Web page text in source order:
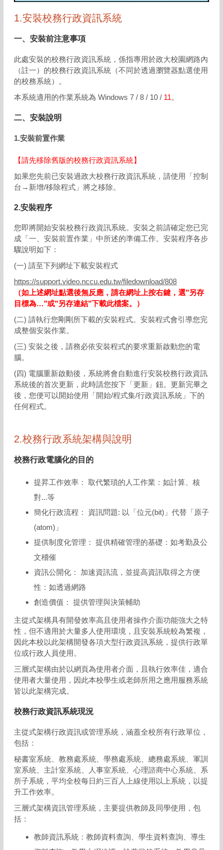
1.安裝校務行政資訊系統
一、安裝前注意事項
此處安裝的校務行政資訊系統，係指專用於政大校園網路內
（註一）的校務行政資訊系統（不同於透過瀏覽器點選使用
的校務系統）。
本系統適用的作業系統為 Windows 7 / 8 / 10 / 11。
二、安裝說明
1.安裝前置作業
【請先移除舊版的校務行政資訊系統】
如果您先前已安裝過政大校務行政資訊系統，請使用「控制
台→新增/移除程式」將之移除。
2.安裝程序
您即將開始安裝校務行政資訊系統。安裝之前請確定您已完
成「一、安裝前置作業」中所述的準備工作。安裝程序各步
驟說明如下：
(一) 請至下列網址下載安裝程式
https://support.video.nccu.edu.tw/filedownload/808
（如上述網址點選後無反應，請在網址上按右鍵，選"另存
目標為…"或"另存連結"下載此檔案。）
(二) 請執行您剛剛所下載的安裝程式。安裝程式會引導您完
成整個安裝作業。
(三) 安裝之後，請務必依安裝程式的要求重新啟動您的電
腦。
(四) 電腦重新啟動後，系統將會自動進行安裝校務行政資訊
系統後的首次更新，此時請您按下「更新」鈕。更新完畢之
後，您便可以開始使用「開始/程式集/行政資訊系統」下的
任何程式。
2.校務行政系統架構與說明
校務行政電腦化的目的
提昇工作效率： 取代繁瑣的人工作業：如計算、核
對...等
簡化行政流程： 資訊問題: 以「位元(bit)」代替「原子
(atom)」
提供制度化管理： 提供精確管理的基礎：如考勤及公
文稽催
資訊公開化： 加速資訊流，並提高資訊取得之方便
性：如透過網路
創造價值： 提供管理與決策輔助
主從式架構具有開發效率高且使用者操作介面功能強大之特
性，但不適用於大量多人使用環境，且安裝系統較為繁複，
因此本校以此架構開發各項大型行政資訊系統，提供行政單
位或行政人員使用。
三層式架構由於以網頁為使用者介面，且執行效率佳，適合
使用者大量使用，因此本校學生或老師所用之應用服務系統
皆以此架構完成。
校務行政資訊系統現況
主從式架構行政資訊或管理系統，涵蓋全校所有行政單位，
包括：
秘書室系統、教務處系統、學務處系統、總務處系統、軍訓
室系統、主計室系統、人事室系統、心理諮商中心系統、系
所子系統，平均全校每日約三百人上線使用以上系統，以提
升工作效率。
三層式架構資訊管理系統，主要提供教師及同學使用，包
括：
教師資訊系統：教師資料查詢、學生資料查詢、導生